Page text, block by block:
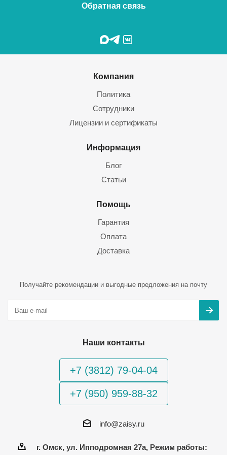
Обратная связь
Компания
Политика
Сотрудники
Лицензии и сертификаты
Информация
Блог
Статьи
Помощь
Гарантия
Оплата
Доставка
Получайте рекомендации и выгодные предложения на почту
Наши контакты
+7 (3812) 79-04-04
+7 (950) 959-88-32
info@zaisy.ru
г. Омск, ул. Ипподромная 27а, Режим работы: